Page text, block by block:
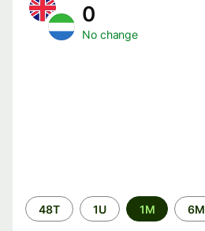
0
No change
Time
period
48T 1U 1M 6M